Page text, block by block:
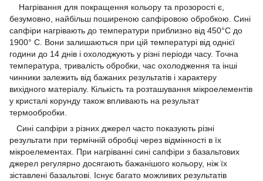
Нагрівання для покращення кольору та прозорості є,
безумовно, найбільш поширеною сапфіровою обробкою. Сині
сапфіри нагрівають до температури приблизно від 450°C до
1900° C. Вони залишаються при цій температурі від однієї
години до 14 днів і охолоджують у різні періоди часу. Точна
температура, тривалість обробки, час охолодження та інші
чинники залежить від бажаних результатів і характеру
вихідного матеріалу. Кількість та розташування мікроелементів
у кристалі корунду також впливають на результат
термообробки.
Сині сапфіри з різних джерел часто показують різні
результати при термічній обробці через відмінності в їх
мікроелементах. При нагріванні сині сапфіри з базальтових
джерел регулярно досягають бажанішого кольору, ніж їх
зіставлені базальтові. Існує багато можливих результатів